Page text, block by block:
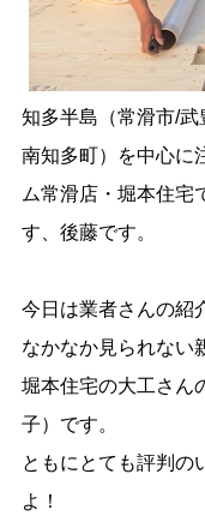
知多半島（常滑市/
南知多町）を中心に
ム常滑店・堀本住宅
す、後藤です。
今日は業者さんの紹
なかなか見られない
堀本住宅の大工さん
子）です。
ともにとても評判の
よ！